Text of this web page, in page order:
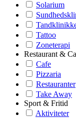
Solarium
Tattoo
Zoneterapi
Restaurant &
Cafe
Pizzaria
Restauranter
Take Away
Sport & Fritid
Aktiviteter